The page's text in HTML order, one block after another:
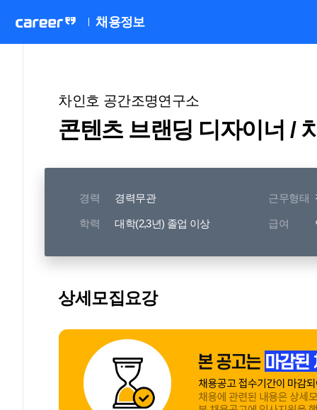
채용정보
차인호 공간조명연구소
콘텐츠 브랜딩 디자이너 /
경력 경력무관 근무형태
학력 대학(2,3년) 졸업 이상 급여
상세모집요강